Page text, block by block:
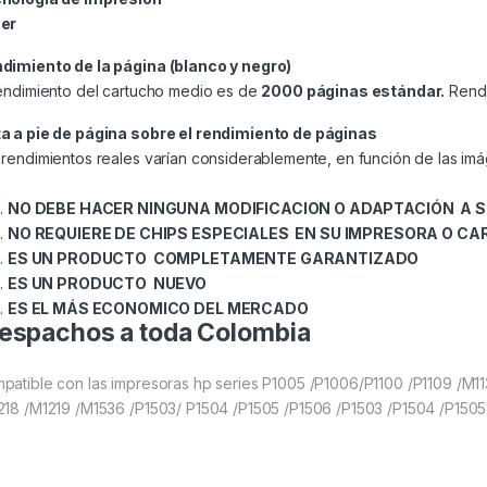
de la página (blanco y negro)
del cartucho medio es de 2000 páginas estándar.
a pie de página sobre el rendimiento de páginas
reales varían considerablemente, en función de las
NO DEBE HACER NINGUNA MODIFICACION O ADAPTACIÓN A
NO REQUIERE DE CHIPS ESPECIALES EN SU IMPRESORA O
ES UN PRODUCTO COMPLETAMENTE GARANTIZADO
ES UN PRODUCTO NUEVO
ES EL MÁS ECONOMICO DEL MERCADO
a toda Colombia
con las impresoras hp series P1005 /P1006/P1100 /P1109 /
/M1219 /M1536 /P1503/ P1504 /P1505 /P1506 /P1503 /P1504 /